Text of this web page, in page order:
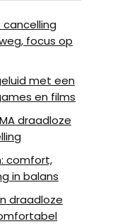
focus op
met een
en films
draadloze
comfort,
in balans
draadloze